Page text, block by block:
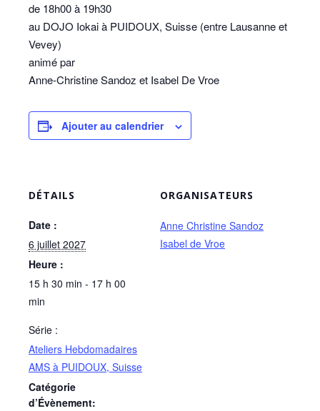
de 18h00 à 19h30
au DOJO Iokai à PUIDOUX, Suisse (entre Lausanne et
Vevey)
animé par
Anne-Christine Sandoz et Isabel De Vroe
Ajouter au calendrier
DÉTAILS
Date :
6 juillet 2027
Heure :
15 h 30 min - 17 h 00
min
Série :
Ateliers Hebdomadaires
AMS à PUIDOUX, Suisse
Catégorie
d’Évènement:
ORGANISATEURS
Anne Christine Sandoz
Isabel de Vroe